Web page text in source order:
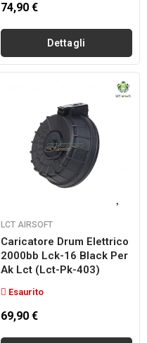
74,90 €
Dettagli
LCT AIRSOFT
Caricatore Drum Elettrico
2000bb Lck-16 Black Per
Ak Lct (lct-Pk-403)
Esaurito
69,90 €